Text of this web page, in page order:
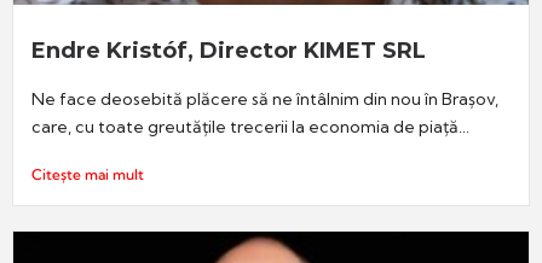
Endre Kristóf, Director KIMET SRL
Ne face deosebită plăcere să ne întâlnim din nou în Brașov,
care, cu toate greutățile trecerii la economia de piață...
Citește mai mult